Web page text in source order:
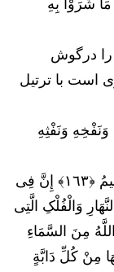
شَرَوْا بِهِ
ی بقره را درگوش
است با ترتیل
وَنَفْثِهِ
وَإِلَهُکُمْ إِلَهٌ وَاحِدٌ لا إِلَهَ إِلا هُوَ الرَّحْمَنُ الرَّحِیمُ ﴿١٦٣﴾ إِنَّ فِی
وَالْفُلْکِ الَّتِی
مِنَ السَّمَاءِ
مِنْ کُلِّ دَابَّةٍ